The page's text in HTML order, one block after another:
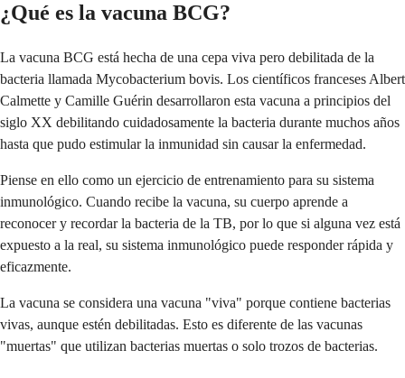
¿Qué es la vacuna BCG?
La vacuna BCG está hecha de una cepa viva pero debilitada de la
bacteria llamada Mycobacterium bovis. Los científicos franceses Albert
Calmette y Camille Guérin desarrollaron esta vacuna a principios del
siglo XX debilitando cuidadosamente la bacteria durante muchos años
hasta que pudo estimular la inmunidad sin causar la enfermedad.
Piense en ello como un ejercicio de entrenamiento para su sistema
inmunológico. Cuando recibe la vacuna, su cuerpo aprende a
reconocer y recordar la bacteria de la TB, por lo que si alguna vez está
expuesto a la real, su sistema inmunológico puede responder rápida y
eficazmente.
La vacuna se considera una vacuna "viva" porque contiene bacterias
vivas, aunque estén debilitadas. Esto es diferente de las vacunas
"muertas" que utilizan bacterias muertas o solo trozos de bacterias.